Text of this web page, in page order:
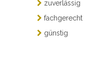
zuverlässig
fachgerecht
günstig